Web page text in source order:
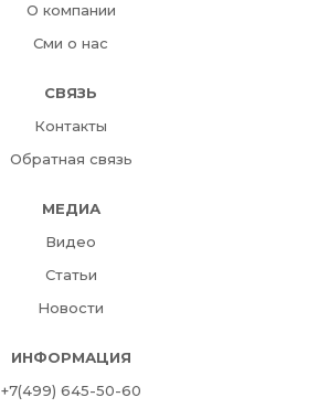
О компании
Сми о нас
СВЯЗЬ
Контакты
Обратная связь
МЕДИА
Видео
Статьи
Новости
ИНФОРМАЦИЯ
+7(499) 645-50-60